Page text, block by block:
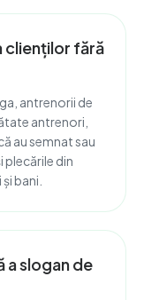
clienților fără
antrenorii de
antrenori,
au semnat sau
plecările din
bani.
a slogan de